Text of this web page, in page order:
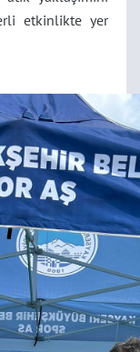
etkinlikte yer